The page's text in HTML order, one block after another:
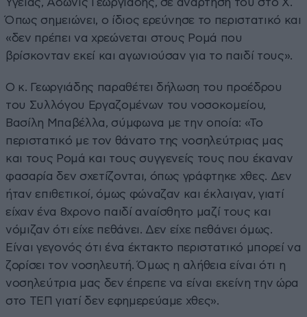
Υγείας, Άδωνις Γεωργιάδης, σε ανάρτησή του στο Χ.
Όπως σημειώνει, ο ίδιος ερεύνησε το περιστατικό και
«δεν πρέπει να χρεώνεται στους Ρομά που
βρίσκονταν εκεί και αγωνιούσαν για το παιδί τους».
Ο κ. Γεωργιάδης παραθέτει δήλωση του προέδρου
του Συλλόγου Εργαζομένων του νοσοκομείου,
Βασίλη Μπαβέλλα, σύμφωνα με την οποία: «Το
περιστατικό με τον θάνατο της νοσηλεύτριας μας
και τους Ρομά και τους συγγενείς τους που έκαναν
φασαρία δεν σχετίζονται, όπως γράφτηκε χθες. Δεν
ήταν επιθετικοί, όμως φώναζαν και έκλαιγαν, γιατί
είχαν ένα 8χρονο παιδί αναίσθητο μαζί τους και
νόμιζαν ότι είχε πεθάνει. Δεν είχε πεθάνει όμως.
Είναι γεγονός ότι ένα έκτακτο περιστατικό μπορεί να
ζορίσει τον νοσηλευτή. Όμως η αλήθεια είναι ότι η
νοσηλεύτρια μας δεν έπρεπε να είναι εκείνη την ώρα
στο ΤΕΠ γιατί δεν εφημερεύαμε χθες».